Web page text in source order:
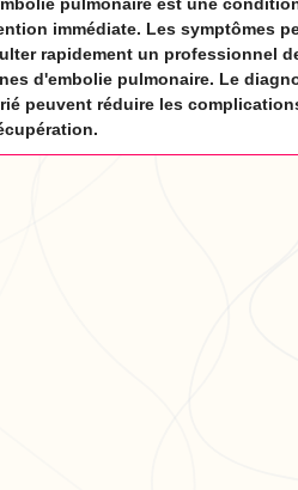
pulmonaire est une
immédiate. Les symptômes
rapidement un professionnel
d'embolie pulmonaire. Le
peuvent réduire les